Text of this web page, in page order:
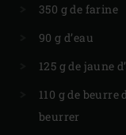
350 g de farine
90 g d’eau
125 g de jaune
110 g de
beurrer